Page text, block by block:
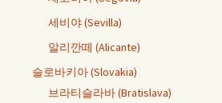
세비야 (Sevilla)
알리깐떼 (Alicante)
슬로바키아 (Slovakia)
브라티슬라바 (Bratislava)